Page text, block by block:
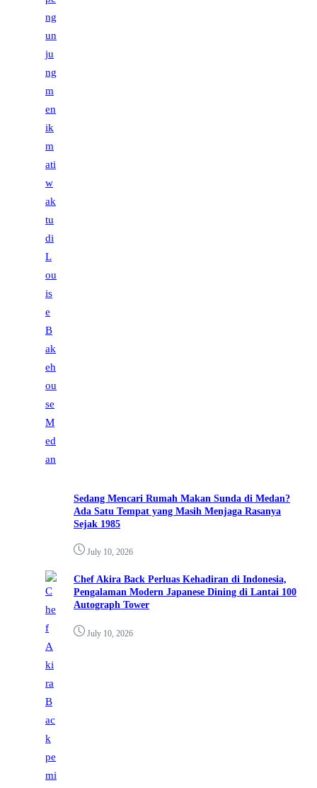
Sedang Mencari Rumah Makan Sunda di Medan?
Ada Satu Tempat yang Masih Menjaga Rasanya
Sejak 1985
July 10, 2026
Chef Akira Back Perluas Kehadiran di Indonesia,
Pengalaman Modern Japanese Dining di Lantai 100
Autograph Tower
July 10, 2026